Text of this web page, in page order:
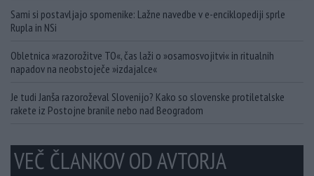
Sami si postavljajo spomenike: Lažne navedbe v e-enciklopediji sprle
Rupla in NSi
Obletnica »razorožitve TO«, čas laži o »osamosvojitvi« in ritualnih
napadov na neobstoječe »izdajalce«
Je tudi Janša razoroževal Slovenijo? Kako so slovenske protiletalske
rakete iz Postojne branile nebo nad Beogradom
VEČ ČLANKOV OD AVTORJA